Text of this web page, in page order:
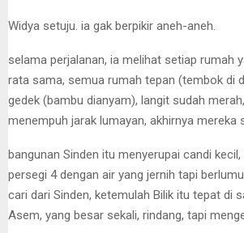
Widya setuju. ia gak berpikir aneh-aneh.
selama perjalanan, ia melihat setiap rumah
rata sama, semua rumah tepan (tembok di
gedek (bambu dianyam), langit sudah
menempuh jarak lumayan, akhirnya mereka
bangunan Sinden itu menyerupai candi
persegi 4 dengan air yang jernih tapi
cari dari Sinden, ketemulah Bilik itu tepat di
Asem, yang besar sekali, rindang, tapi